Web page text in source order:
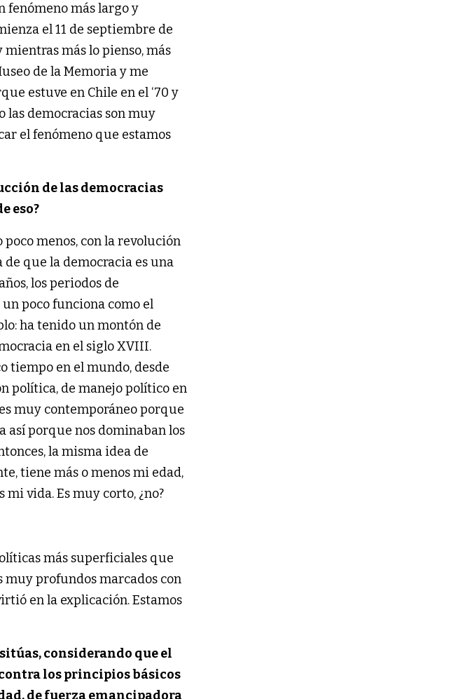
fenómeno más largo y
el 11 de septiembre de
más lo pienso, más
de la Memoria y me
estuve en Chile en el ‘70 y
democracias son muy
el fenómeno que estamos
de las democracias
eso?
menos, con la revolución
que la democracia es una
los periodos de
poco funciona como el
ha tenido un montón de
en el siglo XVIII.
tiempo en el mundo, desde
política, de manejo político en
muy contemporáneo porque
así porque nos dominaban los
la misma idea de
tiene más o menos mi edad,
mi vida. Es muy corto, ¿no?
más superficiales que
muy profundos marcados con
en la explicación. Estamos
considerando que el
los principios básicos
de fuerza emancipadora